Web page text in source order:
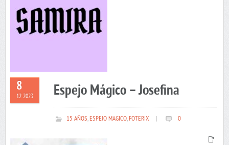
8
12 2023 Espejo Mágico – Josefina
15 AÑOS,ESPEJO MAGICO,FOTERIX 0